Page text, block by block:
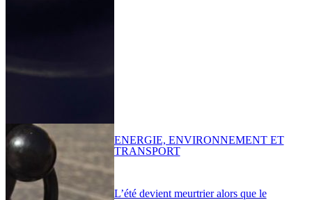
L’été devient meurtrier alors que le
ENERGIE, ENVIRONNEMENT ET
TRANSPORT